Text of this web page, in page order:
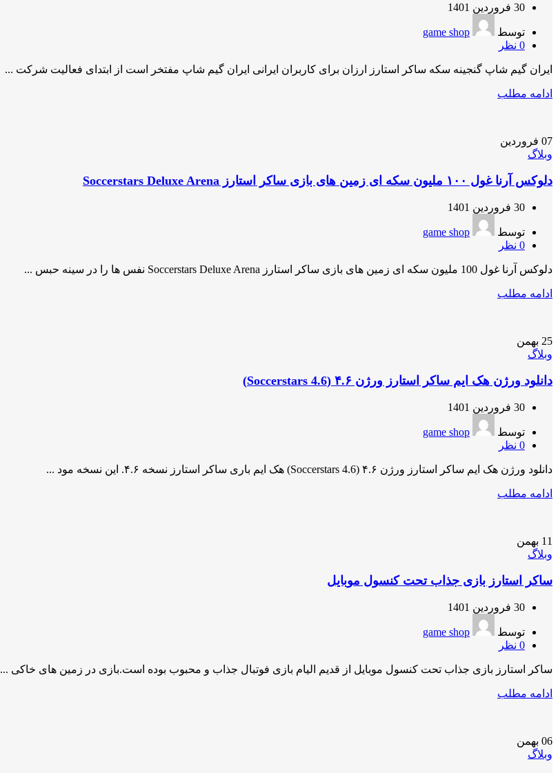
30 فروردین 1401
توسط
game shop
0 نظر
ایران گیم شاپ گنجینه سکه ساکر استارز ارزان برای کاربران ایرانی ایران گیم شاپ مفتخر است از ابتدای فعالیت شرکت ...
ادامه مطلب
07 فروردین
وبلاگ
دلوکس آرنا غول ۱۰۰ ملیون سکه ای زمین های بازی ساکر استارز Soccerstars Deluxe Arena
30 فروردین 1401
توسط
game shop
0 نظر
دلوکس آرنا غول 100 ملیون سکه ای زمین های بازی ساکر استارز Soccerstars Deluxe Arena نفس ها را در سینه حبس ...
ادامه مطلب
25 بهمن
وبلاگ
دانلود ورژن هک ایم ساکر استارز ورژن ۴.۶ (Soccerstars 4.6)
30 فروردین 1401
توسط
game shop
0 نظر
دانلود ورژن هک ایم ساکر استارز ورژن ۴.۶ (Soccerstars 4.6) هک ایم باری ساکر استارز نسخه ۴.۶. این نسخه مود ...
ادامه مطلب
11 بهمن
وبلاگ
ساکر استارز بازی جذاب تحت کنسول موبایل
30 فروردین 1401
توسط
game shop
0 نظر
ساکر استارز بازی جذاب تحت کنسول موبایل از قدیم الیام بازی فوتبال جذاب و محبوب بوده است.بازی در زمین های خاکی ...
ادامه مطلب
06 بهمن
وبلاگ